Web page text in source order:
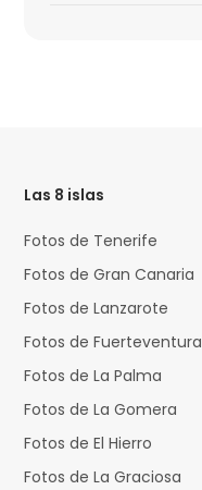
Las 8 islas
Fotos de Tenerife
Fotos de Gran Canaria
Fotos de Lanzarote
Fotos de Fuerteventura
Fotos de La Palma
Fotos de La Gomera
Fotos de El Hierro
Fotos de La Graciosa